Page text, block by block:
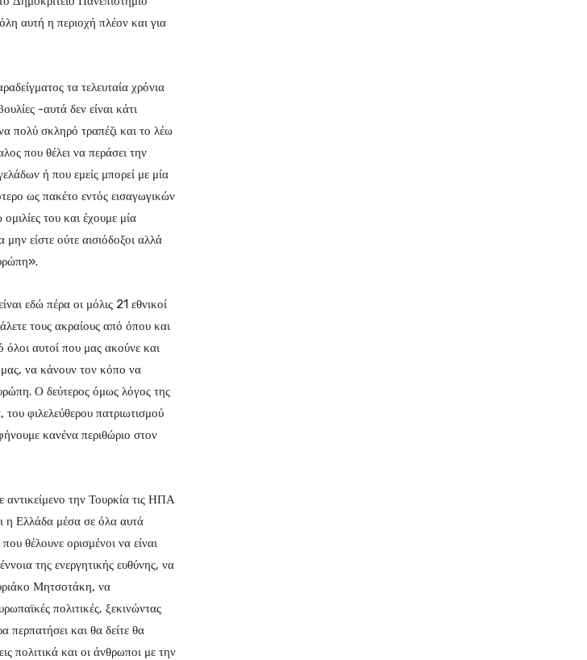
αυτή η περιοχή πλέον και για
τα τελευταία χρόνια
-αυτά δεν είναι κάτι
πολύ σκληρό τραπέζι και το λέω
που θέλει να περάσει την
ή που εμείς μπορεί με μία
ως πακέτο εντός εισαγωγικών
του και έχουμε μία
είστε ούτε αισιόδοξοι αλλά
εδώ πέρα οι μόλις 21 εθνικοί
τους ακραίους από όπου και
όλοι αυτοί που μας ακούνε και
μας, να κάνουν τον κόπο να
Ο δεύτερος όμως λόγος της
του φιλελεύθερου πατριωτισμού
κανένα περιθώριο στον
αντικείμενο την Τουρκία τις ΗΠΑ
η Ελλάδα μέσα σε όλα αυτά
θέλουνε ορισμένοι να είναι
της ενεργητικής ευθύνης, να
Μητσοτάκη, να
πολιτικές, ξεκινώντας
περπατήσει και θα δείτε θα
πολιτικά και οι άνθρωποι με την